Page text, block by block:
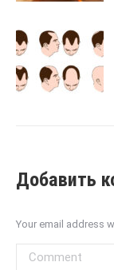
Добавить
Your email address
Comment